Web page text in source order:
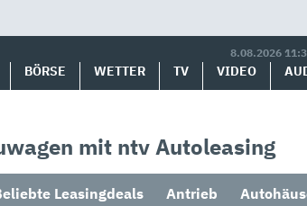
8.08.2026
BÖRSE WETTER TV VIDEO
mit ntv Autoleasing
Leasingdeals Antrieb